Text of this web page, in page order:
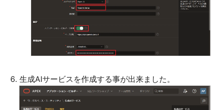
生成AIサービスを作成する事が出来ました。